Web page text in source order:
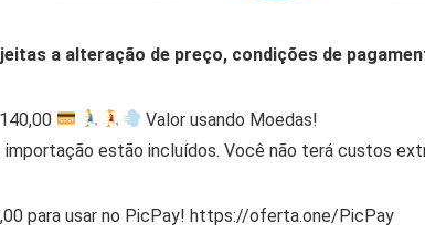
a alteração de preço, condições de
Valor usando Moedas!
estão incluídos. Você não terá custos
para usar no PicPay! https://oferta.one/PicPay